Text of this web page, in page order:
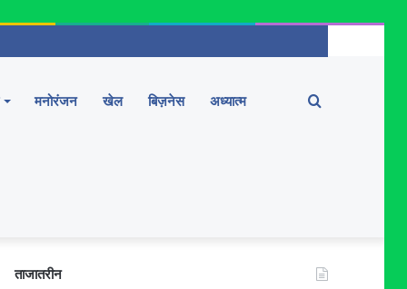
मनोरंजन खेल बिज़नेस अध्यात्म Search
ताजातरीन